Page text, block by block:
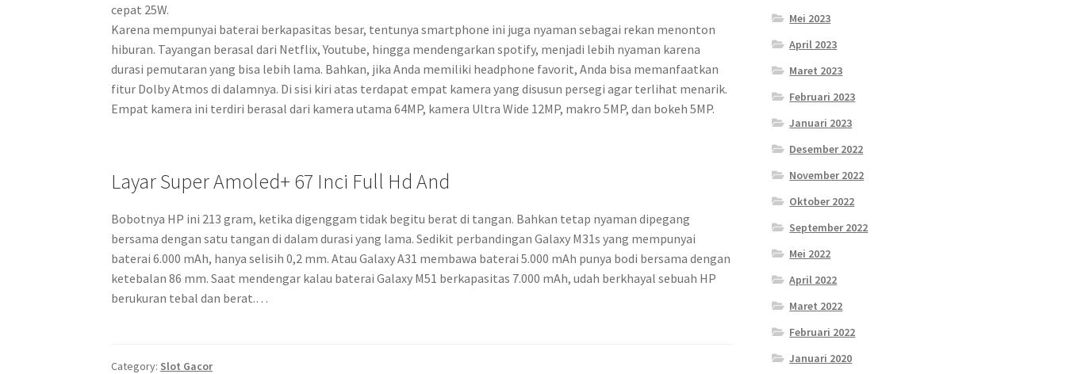
cepat 25W.
Karena mempunyai baterai berkapasitas besar, tentunya smartphone ini juga nyaman sebagai rekan menonton
hiburan. Tayangan berasal dari Netflix, Youtube, hingga mendengarkan spotify, menjadi lebih nyaman karena
durasi pemutaran yang bisa lebih lama. Bahkan, jika Anda memiliki headphone favorit, Anda bisa memanfaatkan
fitur Dolby Atmos di dalamnya. Di sisi kiri atas terdapat empat kamera yang disusun persegi agar terlihat menarik.
Empat kamera ini terdiri berasal dari kamera utama 64MP, kamera Ultra Wide 12MP, makro 5MP, dan bokeh 5MP.
Layar Super Amoled+ 67 Inci Full Hd And
Bobotnya HP ini 213 gram, ketika digenggam tidak begitu berat di tangan. Bahkan tetap nyaman dipegang
bersama dengan satu tangan di dalam durasi yang lama. Sedikit perbandingan Galaxy M31s yang mempunyai
baterai 6.000 mAh, hanya selisih 0,2 mm. Atau Galaxy A31 membawa baterai 5.000 mAh punya bodi bersama dengan
ketebalan 86 mm. Saat mendengar kalau baterai Galaxy M51 berkapasitas 7.000 mAh, udah berkhayal sebuah HP
berukuran tebal dan berat.…
Category: Slot Gacor
Mei 2023
April 2023
Maret 2023
Februari 2023
Januari 2023
Desember 2022
November 2022
Oktober 2022
September 2022
Mei 2022
April 2022
Maret 2022
Februari 2022
Januari 2020